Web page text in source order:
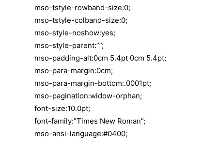
mso-tstyle-rowband-size:0;
mso-tstyle-colband-size:0;
mso-style-noshow:yes;
mso-style-parent:””;
mso-padding-alt:0cm 5.4pt 0cm 5.4pt;
mso-para-margin:0cm;
mso-para-margin-bottom:.0001pt;
mso-pagination:widow-orphan;
font-size:10.0pt;
font-family:”Times New Roman”;
mso-ansi-language:#0400;